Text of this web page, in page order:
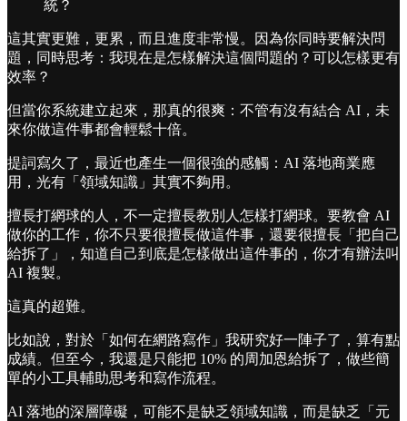
統？
󠀠這其實更難，更累，而且進度非常慢。因為你同時要解決問
題，同時思考：我現在是怎樣解決這個問題的？可以怎樣更有
效率？
󠀠但當你系統建立起來，那真的很爽：不管有沒有結合 AI，未
來你做這件事都會輕鬆十倍。
󠀠提詞寫久了，最近也產生一個很強的感觸：AI 落地商業應
用，光有「領域知識」其實不夠用。
󠀠擅長打網球的人，不一定擅長教別人怎樣打網球。要教會 AI
做你的工作，你不只要很擅長做這件事，還要很擅長「把自己
給拆了」，知道自己到底是怎樣做出這件事的，你才有辦法叫
AI 複製。
󠀠這真的超難。
󠀠比如說，對於「如何在網路寫作」我研究好一陣子了，算有點
成績。但至今，我還是只能把 10% 的周加恩給拆了，做些簡
單的小工具輔助思考和寫作流程。
󠀠AI 落地的深層障礙，可能不是缺乏領域知識，而是缺乏「元